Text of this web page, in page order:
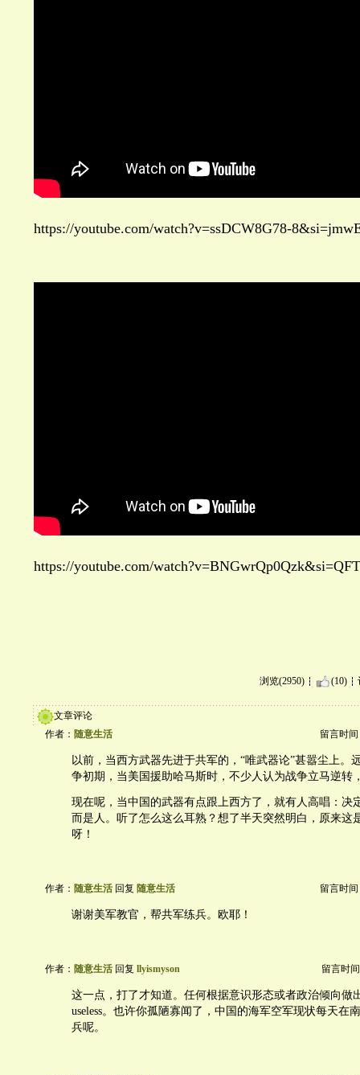
https://youtube.com/watch?v=ssDCW8G78-
https://youtube.com/
浏览(2950) (10)
文章评论
作者： 随意生活 留言时间
以前，当西方武器先进于共军的，“唯武器论”甚嚣尘上。
争初期，当美国援助哈马斯时，不少人认为战争立马逆转
现在呢，当中国的武器有点跟上西方了，就有人高唱：决
而是人。听了怎么这么耳熟？想了半天突然明白，原来这
呀！
作者： 随意生活 回复 随意生活 留言时间
谢谢美军教官，帮共军练兵。欧耶！
作者： 随意生活 回复 llyismyson 留言时
这一点，打了才知道。任何根据意识形态或者政治倾向做
useless。也许你孤陋寡闻了，中国的海军空军现状每天在
兵呢。